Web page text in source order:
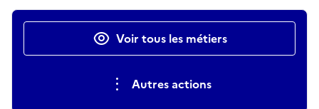
Actions rapidesVoir tous les métiers
Autres actions